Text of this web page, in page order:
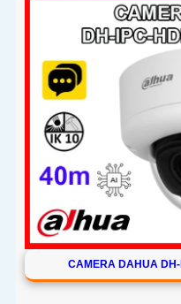
báo sai, đi kèm khe cắm
trợ POE tiện lợi và mức giá
CAMERA DAHUA